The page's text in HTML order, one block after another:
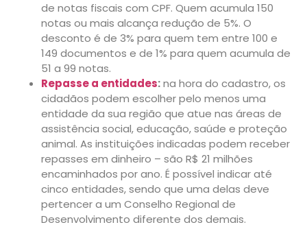
de notas fiscais com CPF. Quem acumula 150
notas ou mais alcança redução de 5%. O
desconto é de 3% para quem tem entre 100 e
149 documentos e de 1% para quem acumula de
51 a 99 notas.
Repasse a entidades:na hora do cadastro, os
cidadãos podem escolher pelo menos uma
entidade da sua região que atue nas áreas de
assistência social, educação, saúde e proteção
animal. As instituições indicadas podem receber
repasses em dinheiro – são R$ 21 milhões
encaminhados por ano. É possível indicar até
cinco entidades, sendo que uma delas deve
pertencer a um Conselho Regional de
Desenvolvimento diferente dos demais.